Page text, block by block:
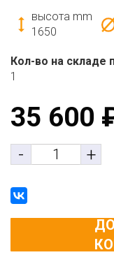
высота mm
1650
Кол-во на складе
1
35 600
- +